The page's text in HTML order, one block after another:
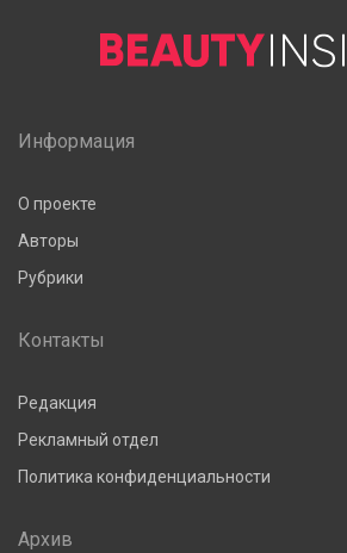
Информация
О проекте
Авторы
Рубрики
Контакты
Редакция
Рекламный отдел
Политика конфиденциальности
Архив